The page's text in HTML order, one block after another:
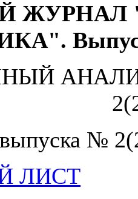
ЖУРНАЛ
Выпуск
№
ЛИСТ